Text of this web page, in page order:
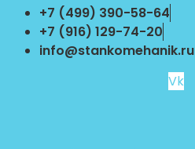
Перейти
содержимому
+7 (499) 390-58-64
+7 (916) 129-74-20
info@stankomehanik.ru
Vk